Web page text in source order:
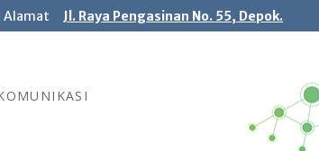
Alamat Jl. Raya Pengasinan No. 55, Depok.